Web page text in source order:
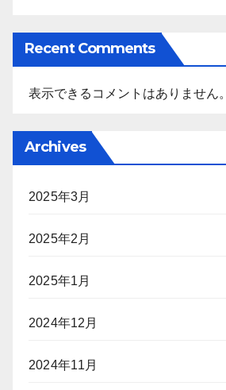
Recent Comments
表示できるコメントはありません。
Archives
2025年3月
2025年2月
2025年1月
2024年12月
2024年11月